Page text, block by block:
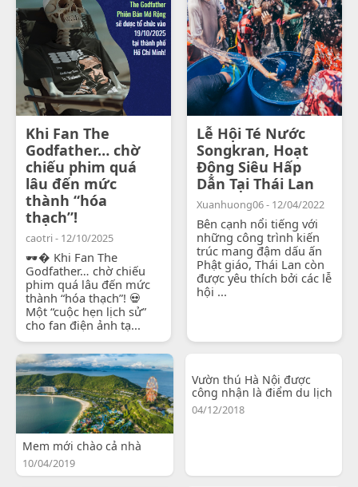
Khi Fan The
Godfather… chờ
chiếu phim quá
lâu đến mức
thành “hóa
thạch”!
caotri - 12/10/2025
🕶� Khi Fan The
Godfather… chờ chiếu
phim quá lâu đến mức
thành “hóa thạch”! 💀
Một “cuộc hẹn lịch sử”
cho fan điện ảnh tạ...
Lễ Hội Té Nước
Songkran, Hoạt
Động Siêu Hấp
Dẫn Tại Thái Lan
Xuanhuong06 - 12/04/2022
Bên cạnh nổi tiếng với
những công trình kiến
trúc mang đậm dấu ấn
Phật giáo, Thái Lan còn
được yêu thích bởi các lễ
hội ...
Mem mới chào cả nhà
10/04/2019
Vườn thú Hà Nội được
công nhận là điểm du lịch
04/12/2018